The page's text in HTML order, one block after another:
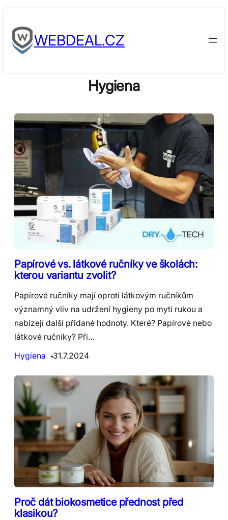
to
contentWEBDEAL.CZ
Hygiena
Papírové vs. látkové ručníky ve školách:
kterou variantu zvolit?
Papírové ručníky mají oproti látkovým ručníkům
významný vliv na udržení hygieny po mytí rukou a
nabízejí další přidané hodnoty. Které? Papírové nebo
látkové ručníky? Při…
Hygiena
31.7.2024
Proč dát biokosmetice přednost před
klasikou?